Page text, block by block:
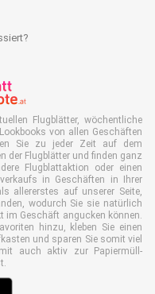
Flugblätter, wöchentliche
von allen Geschäften
Sie zu jeder Zeit auf dem
der Flugblätter und finden ganz
Flugblattaktion oder einen
in Geschäften in Ihrer
allererstes auf unserer Seite,
wodurch Sie sie natürlich
im Geschäft angucken können.
hinzu, kleben Sie einen
und sparen Sie somit viel
auch aktiv zur Papiermüll-